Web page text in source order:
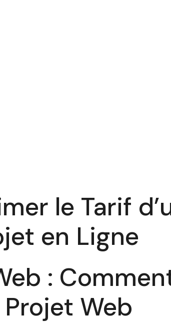
le Tarif
en Ligne
:
Web